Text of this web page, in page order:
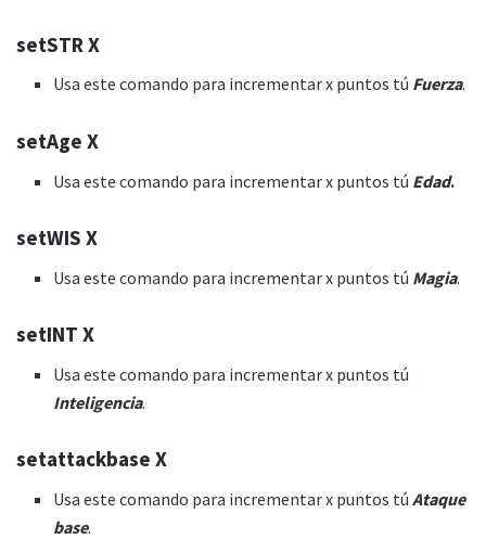
setSTR X
Usa este comando para incrementar x puntos tú Fuerza.
setAge X
Usa este comando para incrementar x puntos tú Edad.
setWIS X
Usa este comando para incrementar x puntos tú Magia.
setINT X
Usa este comando para incrementar x puntos tú
Inteligencia.
setattackbase X
Usa este comando para incrementar x puntos tú Ataque
base.